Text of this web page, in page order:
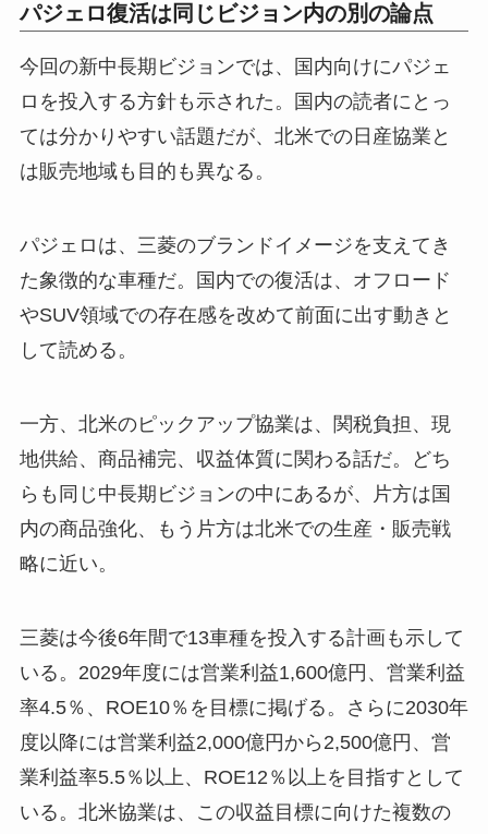
パジェロ復活は同じビジョン内の別の論点
今回の新中長期ビジョンでは、国内向けにパジェ
ロを投入する方針も示された。国内の読者にとっ
ては分かりやすい話題だが、北米での日産協業と
は販売地域も目的も異なる。
パジェロは、三菱のブランドイメージを支えてき
た象徴的な車種だ。国内での復活は、オフロード
やSUV領域での存在感を改めて前面に出す動きと
して読める。
一方、北米のピックアップ協業は、関税負担、現
地供給、商品補完、収益体質に関わる話だ。どち
らも同じ中長期ビジョンの中にあるが、片方は国
内の商品強化、もう片方は北米での生産・販売戦
略に近い。
三菱は今後6年間で13車種を投入する計画も示して
いる。2029年度には営業利益1,600億円、営業利益
率4.5％、ROE10％を目標に掲げる。さらに2030年
度以降には営業利益2,000億円から2,500億円、営
業利益率5.5％以上、ROE12％以上を目指すとして
いる。北米協業は、この収益目標に向けた複数の